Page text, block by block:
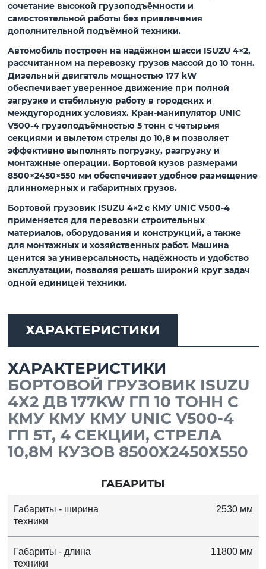
сочетание высокой грузоподъёмности и
самостоятельной работы без привлечения
дополнительной подъёмной техники.
Автомобиль построен на надёжном шасси ISUZU 4×2,
рассчитанном на перевозку грузов массой до 10 тонн.
Дизельный двигатель мощностью 177 kW
обеспечивает уверенное движение при полной
загрузке и стабильную работу в городских и
междугородних условиях. Кран-манипулятор UNIC
V500-4грузоподъёмностью 5 тонн с четырьмя
секциями и вылетом стрелы до 10,8 мпозволяет
эффективно выполнять погрузку, разгрузку и
монтажные операции. Бортовой кузов размерами
8500×2450×550 ммобеспечивает удобное размещение
длинномерных и габаритных грузов.
Бортовой грузовик ISUZU 4×2 с КМУ UNIC V500-4
применяется для перевозки строительных
материалов, оборудования и конструкций, а также
для монтажных и хозяйственных работ. Машина
ценится за универсальность, надёжность и удобство
эксплуатации, позволяя решать широкий круг задач
одной единицей техники.
ХАРАКТЕРИСТИКИ
ХАРАКТЕРИСТИКИ
БОРТОВОЙ ГРУЗОВИК ISUZU
4X2 ДВ 177KW ГП 10 ТОНН C
КМУ КМУ КМУ UNIC V500-4
ГП 5Т, 4 СЕКЦИИ, CТРЕЛА
10,8М КУЗОВ 8500Х2450Х550
ГАБАРИТЫ
Габариты - ширина
техники
2530 мм
Габариты - длина
техники
11800 мм